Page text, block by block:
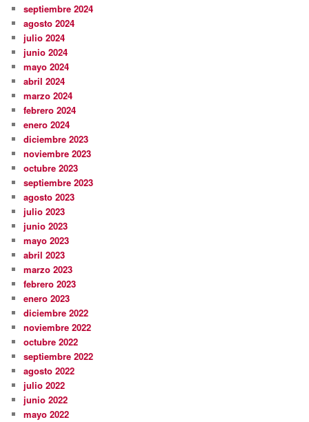
septiembre 2024
agosto 2024
julio 2024
junio 2024
mayo 2024
abril 2024
marzo 2024
febrero 2024
enero 2024
diciembre 2023
noviembre 2023
octubre 2023
septiembre 2023
agosto 2023
julio 2023
junio 2023
mayo 2023
abril 2023
marzo 2023
febrero 2023
enero 2023
diciembre 2022
noviembre 2022
octubre 2022
septiembre 2022
agosto 2022
julio 2022
junio 2022
mayo 2022